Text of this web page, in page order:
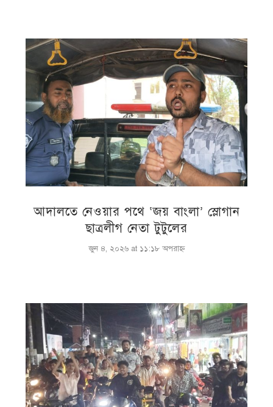
আদালতে নেওয়ার পথে ‘জয় বাংলা’ স্লোগান
ছাত্রলীগ নেতা টুটুলের
জুন ৪, ২০২৬ at ১১:১৮ অপরাহ্ণ